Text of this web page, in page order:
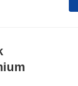
dan sayuran